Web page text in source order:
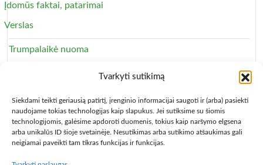
Tvarkyti sutikimą
Siekdami teikti geriausią patirtį, įrenginio informacijai saugoti ir (arba) pasiekti
naudojame tokias technologijas kaip slapukus. Jei sutiksime su šiomis
technologijomis, galėsime apdoroti duomenis, tokius kaip naršymo elgsena
arba unikalūs ID šioje svetainėje. Nesutikimas arba sutikimo atšaukimas gali
neigiamai paveikti tam tikras funkcijas ir funkcijas.
Įdomūs faktai, patarimai
Verslas
Trumpalaikė nuoma